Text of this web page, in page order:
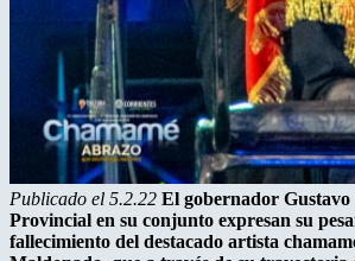
Publicado el 5.2.22 El gobernador
Provincial en su conjunto expresan su
fallecimiento del destacado artista